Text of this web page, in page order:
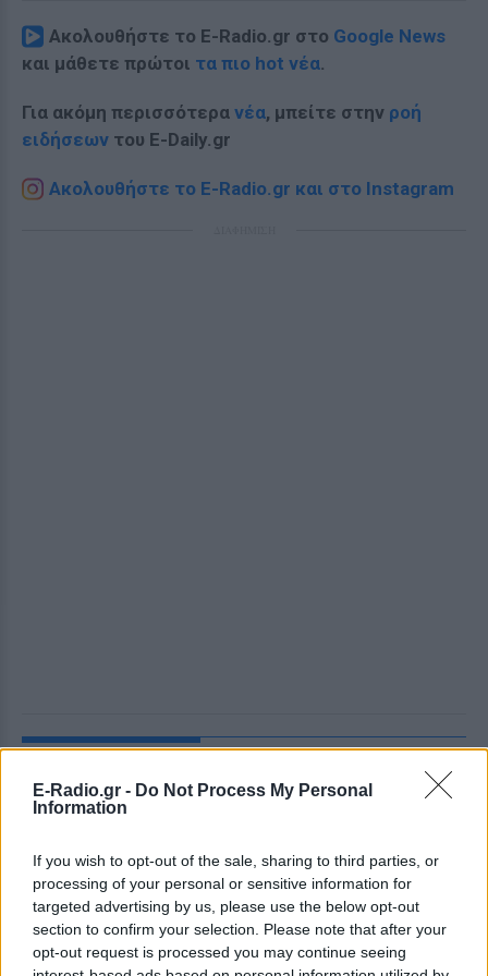
E-Radio.gr - Do Not Process My Personal
Information
If you wish to opt-out of the sale, sharing to third parties, or
processing of your personal or sensitive information for
targeted advertising by us, please use the below opt-out
section to confirm your selection. Please note that after your
opt-out request is processed you may continue seeing
Ακολουθήστε το E-Radio.gr στο Google News
και μάθετε πρώτοι τα πιο hot νέα.
Για ακόμη περισσότερα νέα, μπείτε στην ροή
ειδήσεων του E-Daily.gr
Ακολουθήστε το E-Radio.gr και στο Instagram
ΔΕΙΤΕ ΕΠΙΣΗΣ
ΣΤΗΝ ΙΔΙΑ ΚΑΤΗΓΟΡΙΑ
Αρχεία UFO: Αθόρυβα τριγωνικά
σκάφη 152 μέτρων και
μεταλλική σφαίρα με
ανθρώπινο σώμα στα νέα
αποχαρακτηρισμένα έγγραφα